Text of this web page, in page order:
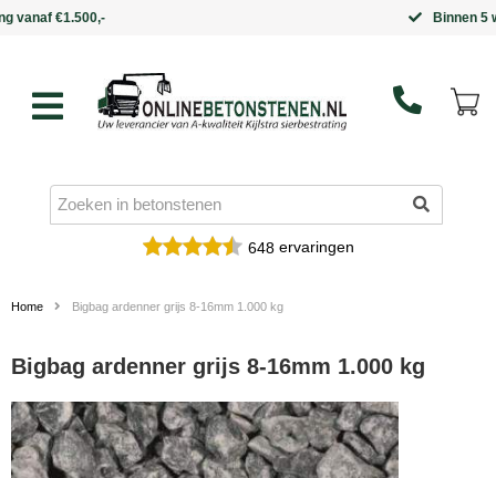
648ervaringen
Home Bigbag ardenner grijs 8-16mm 1.000 kg
Bigbag ardenner grijs 8-16mm 1.000 kg